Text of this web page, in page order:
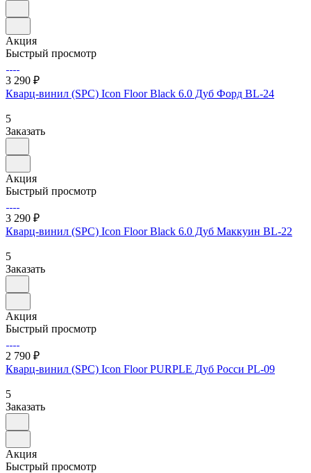
Акция
Быстрый просмотр
3 290 ₽
Кварц-винил (SPC) Icon Floor Black 6.0 Дуб Форд BL-24
5
Заказать
Акция
Быстрый просмотр
3 290 ₽
Кварц-винил (SPC) Icon Floor Black 6.0 Дуб Маккуин BL-22
5
Заказать
Акция
Быстрый просмотр
2 790 ₽
Кварц-винил (SPC) Icon Floor PURPLE Дуб Росси PL-09
5
Заказать
Акция
Быстрый просмотр